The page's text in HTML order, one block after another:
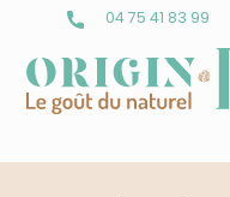
content
04 75 41 83 99